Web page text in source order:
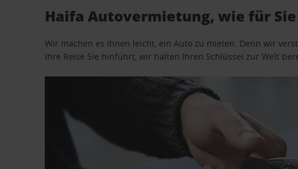
Haifa Autovermietung, wie für
Wir machen es Ihnen leicht, ein Auto zu mieten. Denn wir
Ihre Reise Sie hinführt, wir halten Ihren Schlüssel zur Welt